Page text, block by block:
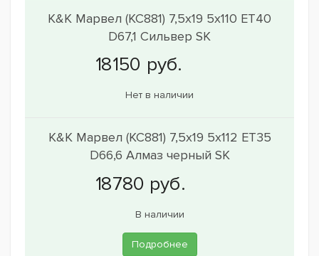
K&K Марвел (КС881) 7,5x19 5x110 ET40
D67,1 Сильвер SK
Нет в наличии
K&K Марвел (КС881) 7,5x19 5x112 ET35
D66,6 Алмаз черный SK
В наличии
Подробнее